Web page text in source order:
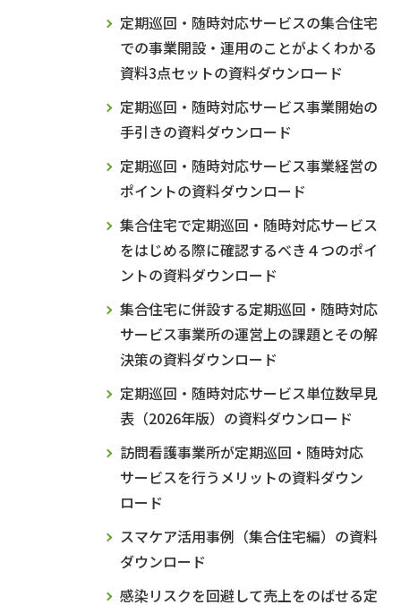
定期巡回・随時対応サービスの集合住宅
での事業開設・運用のことがよくわかる
資料3点セットの資料ダウンロード
定期巡回・随時対応サービス事業開始の
手引きの資料ダウンロード
定期巡回・随時対応サービス事業経営の
ポイントの資料ダウンロード
集合住宅で定期巡回・随時対応サービス
をはじめる際に確認するべき４つのポイ
ントの資料ダウンロード
集合住宅に併設する定期巡回・随時対応
サービス事業所の運営上の課題とその解
決策の資料ダウンロード
定期巡回・随時対応サービス単位数早見
表（2026年版）の資料ダウンロード
訪問看護事業所が定期巡回・随時対応
サービスを行うメリットの資料ダウン
ロード
スマケア活用事例（集合住宅編）の資料
ダウンロード
感染リスクを回避して売上をのばせる定